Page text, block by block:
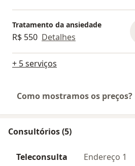
Tratamento da ansiedade
R$ 550 Detalhes
+ 5 serviços
Como mostramos os preços?
Consultórios (5)
Teleconsulta Endereço 1